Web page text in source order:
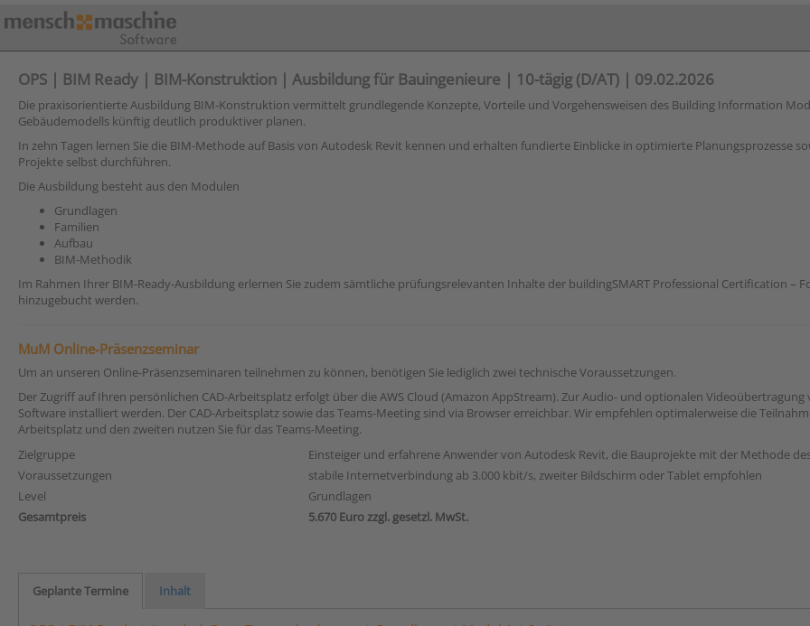
OPS | BIM Ready | BIM-Konstruktion | Ausbildung für Bauingenieure | 10-tägig (D/AT) | 09.02.2026
Die praxisorientierte Ausbildung BIM-Konstruktion vermittelt grundlegende Konzepte, Vorteile und Vorgehensweisen des Building Information
Gebäudemodells künftig deutlich produktiver planen.
In zehn Tagen lernen Sie die BIM-Methode auf Basis von Autodesk Revit kennen und erhalten fundierte Einblicke in optimierte Planungsprozesse
Projekte selbst durchführen.
Die Ausbildung besteht aus den Modulen
Grundlagen
Familien
Aufbau
BIM-Methodik
Im Rahmen Ihrer BIM-Ready-Ausbildung erlernen Sie zudem sämtliche prüfungsrelevanten Inhalte der buildingSMART Professional Certification –
hinzugebucht werden.
MuM Online-Präsenzseminar
Um an unseren Online-Präsenzseminaren teilnehmen zu können, benötigen Sie lediglich zwei technische Voraussetzungen.
Der Zugriff auf Ihren persönlichen CAD-Arbeitsplatz erfolgt über die AWS Cloud (Amazon AppStream). Zur Audio- und optionalen
Software installiert werden. Der CAD-Arbeitsplatz sowie das Teams-Meeting sind via Browser erreichbar. Wir empfehlen optimalerweise die
Arbeitsplatz und den zweiten nutzen Sie für das Teams-Meeting.
Zielgruppe
Einsteiger und erfahrene Anwender von Autodesk Revit, die Bauprojekte mit der Methode
Voraussetzungen
stabile Internetverbindung ab 3.000 kbit/s, zweiter Bildschirm oder Tablet empfohlen
Level
Grundlagen
Gesamtpreis
5.670 Euro zzgl. gesetzl. MwSt.
Geplante Termine Inhalt